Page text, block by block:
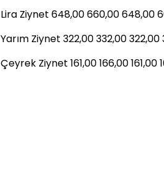
Lira Ziynet 648,00 660,00 648,00
Yarım Ziynet 322,00 332,00 322,00
Çeyrek Ziynet 161,00 166,00 161,00